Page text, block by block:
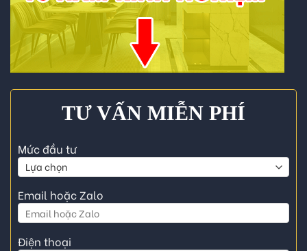
TƯ VẤN MIỄN PHÍ
Mức đầu tư
Email hoặc Zalo
Điện thoại